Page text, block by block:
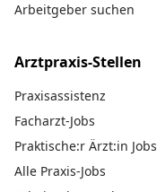
Arbeitgeber suchen
Arztpraxis-Stellen
Praxisassistenz
Facharzt-Jobs
Praktische:r Ärzt:in Jobs
Alle Praxis-Jobs